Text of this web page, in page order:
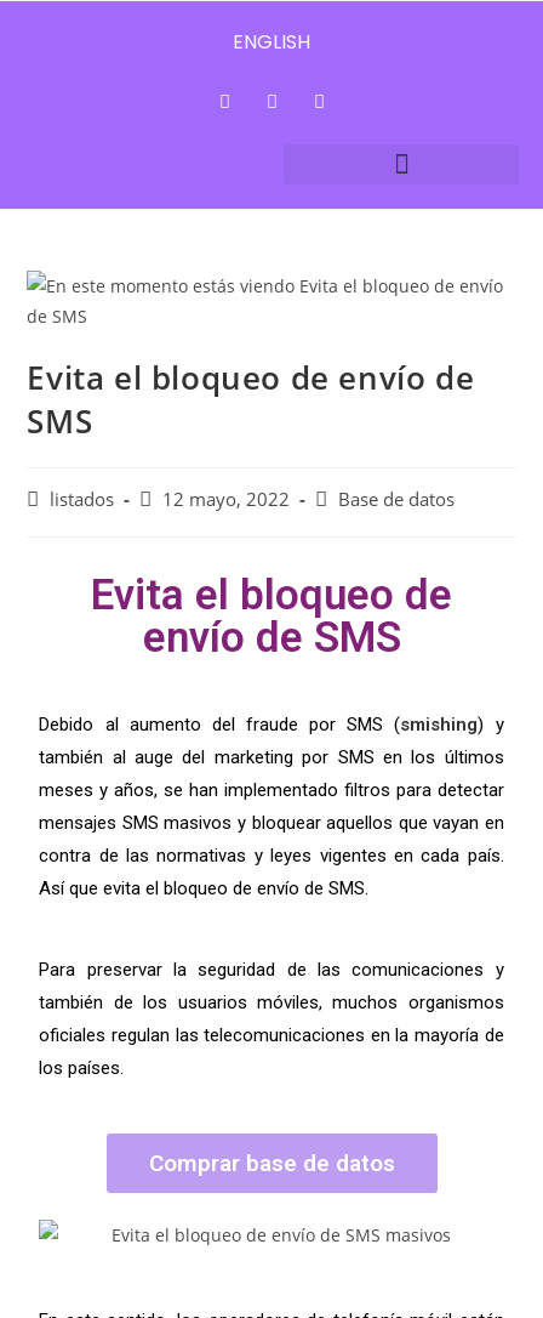
ENGLISH
Evita el bloqueo de envío de
SMS
listados 12 mayo, 2022 Base de datos
Evita el bloqueo de
envío de SMS
Debido al aumento del fraude por SMS (smishing) y
también al auge del marketing por SMS en los últimos
meses y años, se han implementado filtros para detectar
mensajes SMS masivos y bloquear aquellos que vayan en
contra de las normativas y leyes vigentes en cada país.
Así que evita el bloqueo de envío de SMS.
Para preservar la seguridad de las comunicaciones y
también de los usuarios móviles, muchos organismos
oficiales regulan las telecomunicaciones en la mayoría de
los países.
Comprar base de datos